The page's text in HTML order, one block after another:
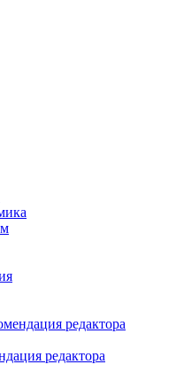
редактора
редактора